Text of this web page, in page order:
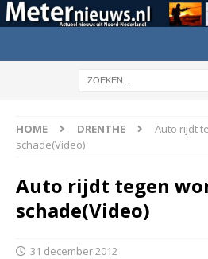
HOME DRENTHE
Auto rijdt
schade(Video)
Auto rijdt tegen
schade(Video)
31 december 2012